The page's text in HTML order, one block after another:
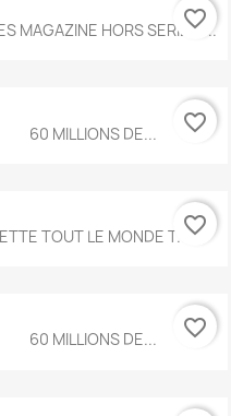
Aperçu rapide
MAGAZINE HORS SERIE N...
favorite_border
Aperçu rapide
60 MILLIONS DE... favorite_border
Aperçu rapide
TOUT LE MONDE T.546
favorite_border
Aperçu rapide
60 MILLIONS DE... favorite_border